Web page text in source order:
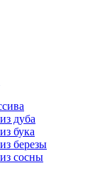
дуба
бука
березы
сосны